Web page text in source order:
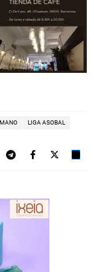
LIGA ASOBAL